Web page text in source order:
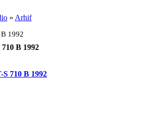
» Arhif
1992
B 1992